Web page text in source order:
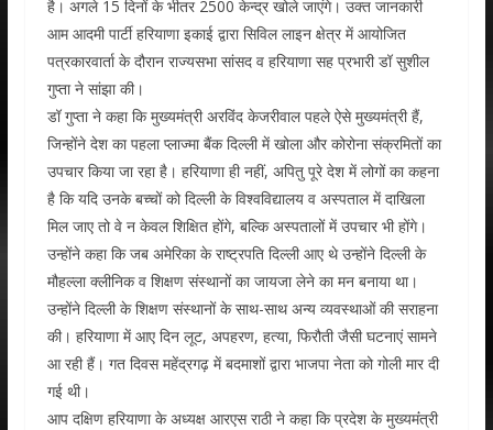
है। अगले 15 दिनों के भीतर 2500 केन्द्र खोले जाएंगे। उक्त जानकारी
आम आदमी पार्टी हरियाणा इकाई द्वारा सिविल लाइन क्षेत्र में आयोजित
पत्रकारवार्ता के दौरान राज्यसभा सांसद व हरियाणा सह प्रभारी डॉ सुशील
गुप्ता ने सांझा की।
डॉ गुप्ता ने कहा कि मुख्यमंत्री अरविंद केजरीवाल पहले ऐसे मुख्यमंत्री हैं,
जिन्होंने देश का पहला प्लाज्मा बैंक दिल्ली में खोला और कोरोना संक्रमितों का
उपचार किया जा रहा है। हरियाणा ही नहीं, अपितु पूरे देश में लोगों का कहना
है कि यदि उनके बच्चों को दिल्ली के विश्वविद्यालय व अस्पताल में दाखिला
मिल जाए तो वे न केवल शिक्षित होंगे, बल्कि अस्पतालों में उपचार भी होंगे।
उन्होंने कहा कि जब अमेरिका के राष्ट्रपति दिल्ली आए थे उन्होंने दिल्ली के
मौहल्ला क्लीनिक व शिक्षण संस्थानों का जायजा लेने का मन बनाया था।
उन्होंने दिल्ली के शिक्षण संस्थानों के साथ-साथ अन्य व्यवस्थाओं की सराहना
की। हरियाणा में आए दिन लूट, अपहरण, हत्या, फिरौती जैसी घटनाएं सामने
आ रही हैं। गत दिवस महेंद्रगढ़ में बदमाशों द्वारा भाजपा नेता को गोली मार दी
गई थी।
आप दक्षिण हरियाणा के अध्यक्ष आरएस राठी ने कहा कि प्रदेश के मुख्यमंंत्री